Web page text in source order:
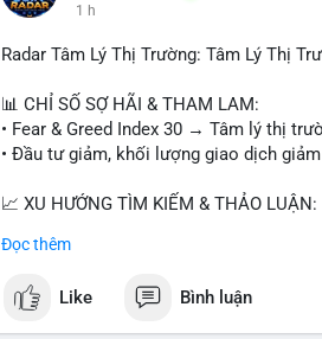
1 h
Radar Tâm Lý Thị Trường: Tâm Lý Thị
📊 CHỈ SỐ SỢ HÃI & THAM LAM:
• Fear & Greed Index 30 → Tâm lý thị
• Đầu tư giảm, khối lượng giao dịch
📈 XU HƯỚNG TÌM KIẾM & THẢO LUẬN:
Tutorial.
• LunarCrush: Ethereum, Solana,
etc.
Đọc thêm
Like Bình luận